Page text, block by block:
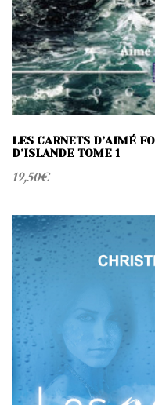
LES CARNETS D’AIMÉ
D’ISLANDE TOME 1
19,50€